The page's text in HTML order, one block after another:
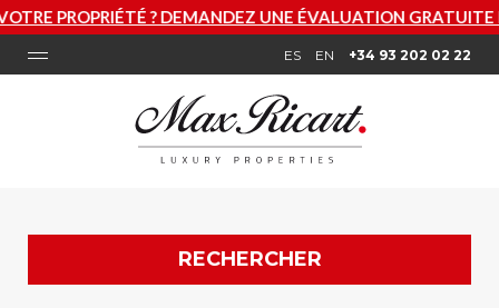
? DEMANDEZ UNE ÉVALUATION GRATUITE MAINTENANT
ES EN +34 93 202 02 22
RECHERCHER